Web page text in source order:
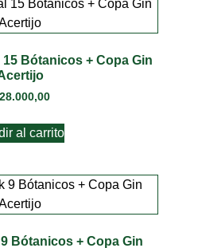
Bótanicos + Copa Gin
28.000,00
al carrito
Bótanicos + Copa Gin